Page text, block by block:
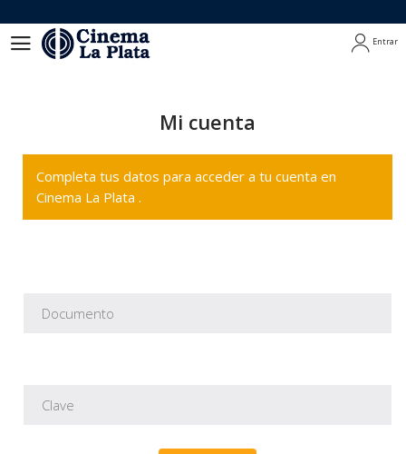
Entrar
Mi cuenta
Completa tus datos para acceder a tu cuenta en
Cinema La Plata .